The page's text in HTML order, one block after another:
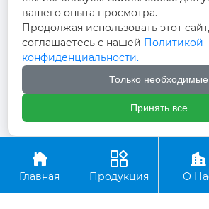
 2673889948@qq.com
+86-13705274289
+86-19084124289
Оборудование

Главная

Продукция

О
вашего опыта просмотра.
Продолжая использовать этот
соглашаетесь с нашей Политикой
конфиденциальности.
Только необходимые
Принять все